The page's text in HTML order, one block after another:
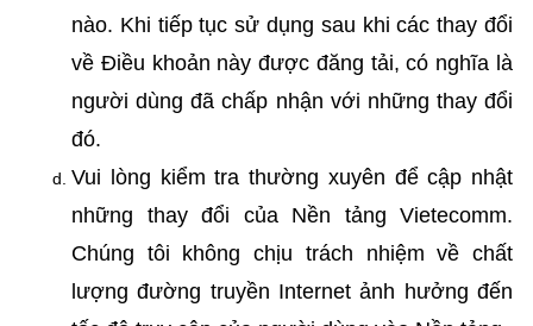
nào. Khi tiếp tục sử dụng sau khi các thay đổi
về Điều khoản này được đăng tải, có nghĩa là
người dùng đã chấp nhận với những thay đổi
đó.
Vui lòng kiểm tra thường xuyên để cập nhật
những thay đổi của Nền tảng Vietecomm.
Chúng tôi không chịu trách nhiệm về chất
lượng đường truyền Internet ảnh hưởng đến